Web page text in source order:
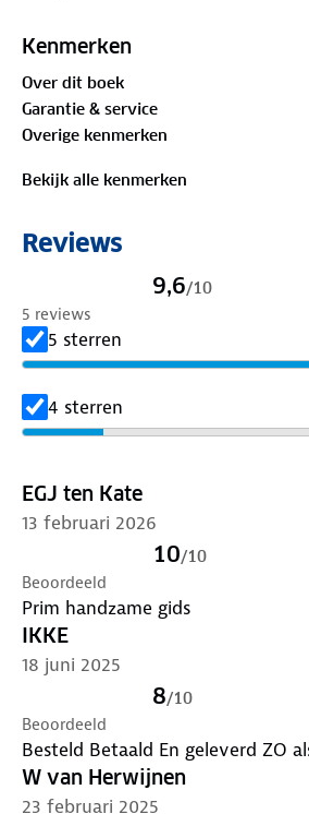
routes door de stad en veel
hotels en vervoer ook 15
bezienswaardigheden die je
mag missen. Struin door de
gigantische Sint-Pieter. Deze
gemakkelijk in de handtas en
uitneembare kaart met daarop
overnachten, winkelen, eten en
Nederland! Met meer dan 100
serie een reisgids voor nagenoeg
Kenmerken
Over dit boek
Garantie & service
Overige kenmerken
Bekijk alle kenmerken
Reviews
9,6/10
5 reviews
5 sterren
4 sterren
EGJ ten Kate
13 februari 2026
10/10
Beoordeeld
Prim handzame gids
IKKE
18 juni 2025
8/10
Beoordeeld
Besteld Betaald En geleverd
W van Herwijnen
23 februari 2025